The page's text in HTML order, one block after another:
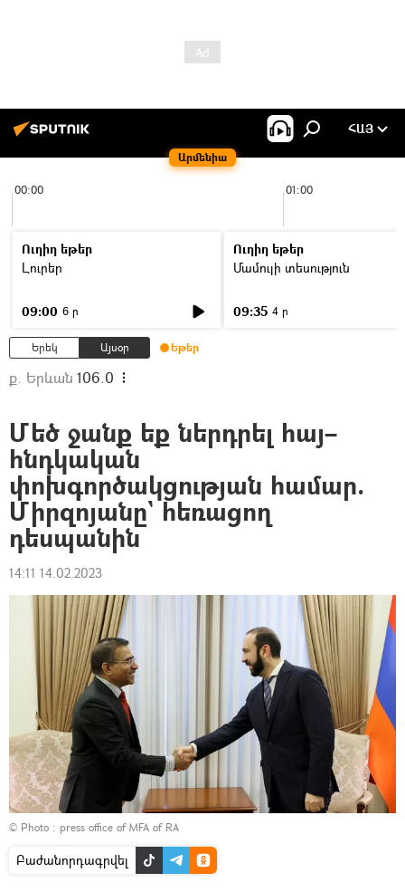
Արմենիա
ՀԱՅ
00:00 01:00
Ուղիղ եթեր
Լուրեր
09:00 6 ր
Ուղիղ եթեր
Մամուլի տեսություն
09:35 4 ր
Երեկ Այսօր Եթեր
ք. Երևան 106.0
Մեծ ջանք եք ներդրել հայ–
հնդկական
փոխգործակցության համար.
Միրզոյանը` հեռացող
դեսպանին
14:11 14.02.2023
© Photo : press office of MFA of RA
Բաժանորդագրվել